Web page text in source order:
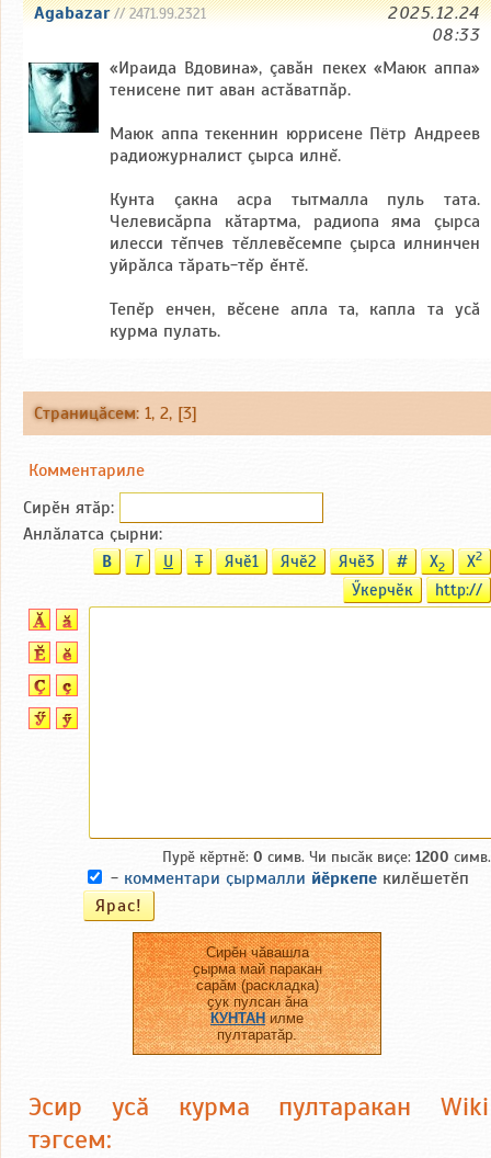
Agabazar// 2471.99.2321
2025.12.24
08:33
«Ираида Вдовина», çавăн пекех «Маюк аппа»
тенисене пит аван астăватпăр.
Маюк аппа текеннин юррисене Пётр Андреев
радиожурналист çырса илнĕ.
Кунта çакна асра тытмалла пуль тата.
Челевисăрпа кăтартма, радиопа яма çырса
илесси тĕпчев тĕллевĕсемпе çырса илнинчен
уйрăлса тăрать-тĕр ĕнтĕ.
Тепĕр енчен, вĕсене апла та, капла та усă
курма пулать.
Страницӑсем: 1, 2, [3]
Комментариле
Сирӗн ятӑp:
Анлӑлатса ҫырни:
B T U T Ячӗ1 Ячӗ2 Ячӗ3 # X2 X2
Ӳкерчӗк http://
Пурӗ кӗртнӗ: 0 симв. Чи пысӑк виҫе: 1200 симв.
- комментари ҫырмалли йӗркепе килӗшетӗп
Сирӗн чӑвашла
ҫырма май паракан
сарӑм (раскладка)
ҫук пулсан ӑна
КУНТАН илме
пултаратӑр.
Эсир усӑ курма пултаракан Wiki
тэгсем: